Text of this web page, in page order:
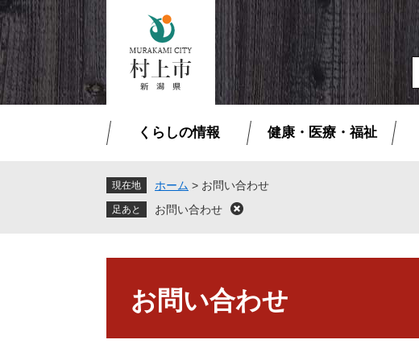
ペ
ー
ジ
の
先
頭
メ
ニ
ュ
ー
を
飛
o
o
くらしの情報 健康・医療・福祉
現在地 ホーム > お問い合わせ
お問い合わせ
閉
お問い合わせ